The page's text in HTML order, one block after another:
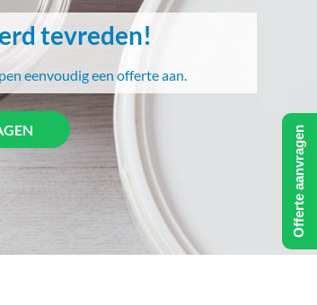
tevreden!
eenvoudig een offerte aan.
Offerte aanvragen